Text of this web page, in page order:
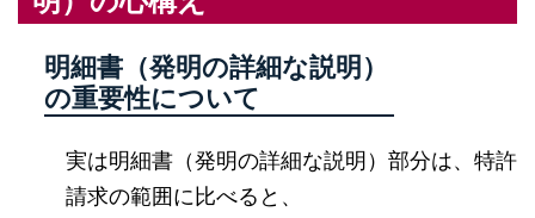
明細書（発明の詳細な説明）
の重要性について
実は明細書（発明の詳細な説明）部分は、特許
請求の範囲に比べると、